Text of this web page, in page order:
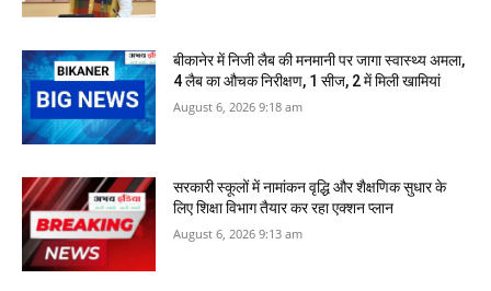
बीकानेर में निजी लैब की मनमानी पर जागा स्‍वास्‍थ्‍य अमला,
4 लैब का औचक निरीक्षण, 1 सीज, 2 में मिली खामियां
August 6, 2026 9:18 am
सरकारी स्‍कूलों में नामांकन वृद्धि और शैक्षणिक सुधार के
लिए शिक्षा विभाग तैयार कर रहा एक्शन प्लान
August 6, 2026 9:13 am